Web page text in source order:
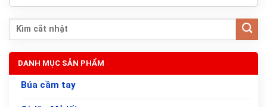
DANH MỤC SẢN PHẨM
Búa cầm tay